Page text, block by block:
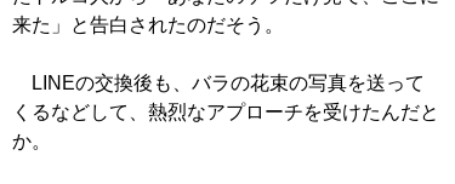
来た」と告白されたのだそう。
LINEの交換後も、バラの花束の写真を送って
くるなどして、熱烈なアプローチを受けたんだと
か。